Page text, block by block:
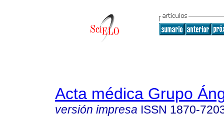
Acta médica Grupo
versión impresa ISSN 1870-